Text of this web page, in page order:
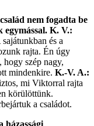
nem fogadta be
egymással. K. V.:
és a
rajta. Én úgy
hogy szép nagy,
mindenkire. K.-V. A.:
mi Viktorral rajta
körülöttünk.
a családot.
házassági